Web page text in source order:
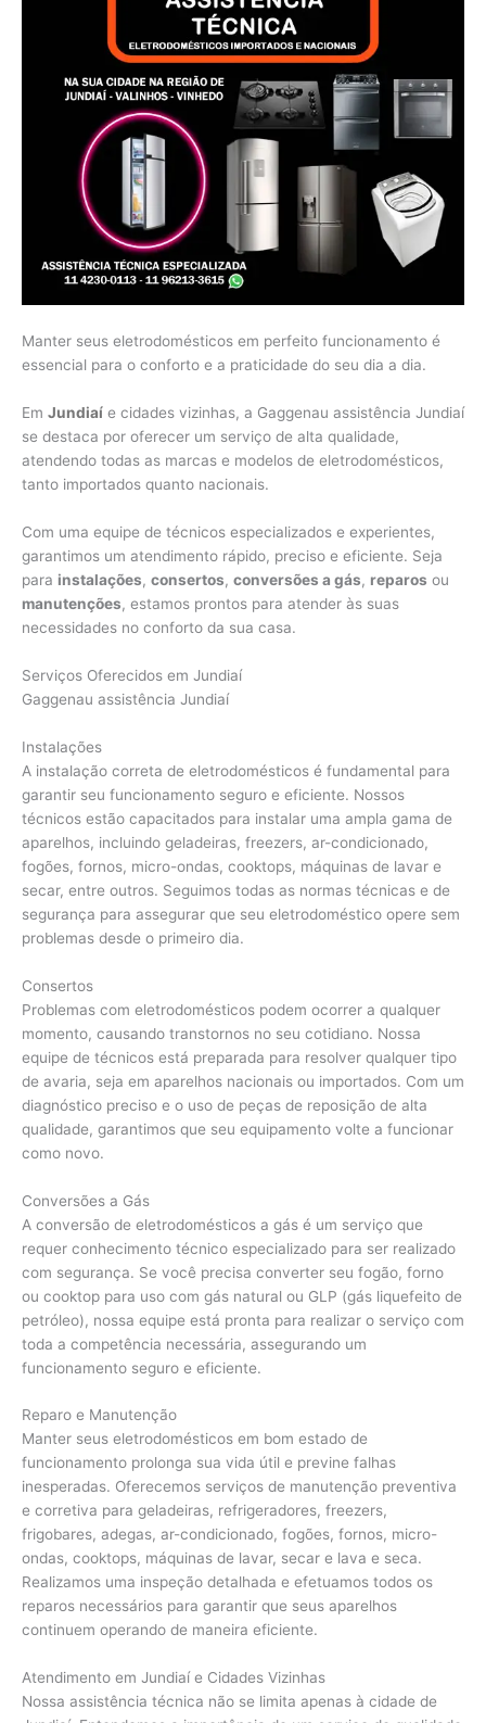
Manter seus eletrodomésticos em perfeito funcionamento é
essencial para o conforto e a praticidade do seu dia a dia.
Em Jundiaí e cidades vizinhas, a Gaggenau assistência Jundiaí
se destaca por oferecer um serviço de alta qualidade,
atendendo todas as marcas e modelos de eletrodomésticos,
tanto importados quanto nacionais.
Com uma equipe de técnicos especializados e experientes,
garantimos um atendimento rápido, preciso e eficiente. Seja
para instalações, consertos, conversões a gás, reparos ou
manutenções, estamos prontos para atender às suas
necessidades no conforto da sua casa.
Serviços Oferecidos em Jundiaí
Gaggenau assistência Jundiaí
Instalações
A instalação correta de eletrodomésticos é fundamental para
garantir seu funcionamento seguro e eficiente. Nossos
técnicos estão capacitados para instalar uma ampla gama de
aparelhos, incluindo geladeiras, freezers, ar-condicionado,
fogões, fornos, micro-ondas, cooktops, máquinas de lavar e
secar, entre outros. Seguimos todas as normas técnicas e de
segurança para assegurar que seu eletrodoméstico opere sem
problemas desde o primeiro dia.
Consertos
Problemas com eletrodomésticos podem ocorrer a qualquer
momento, causando transtornos no seu cotidiano. Nossa
equipe de técnicos está preparada para resolver qualquer tipo
de avaria, seja em aparelhos nacionais ou importados. Com um
diagnóstico preciso e o uso de peças de reposição de alta
qualidade, garantimos que seu equipamento volte a funcionar
como novo.
Conversões a Gás
A conversão de eletrodomésticos a gás é um serviço que
requer conhecimento técnico especializado para ser realizado
com segurança. Se você precisa converter seu fogão, forno
ou cooktop para uso com gás natural ou GLP (gás liquefeito de
petróleo), nossa equipe está pronta para realizar o serviço com
toda a competência necessária, assegurando um
funcionamento seguro e eficiente.
Reparo e Manutenção
Manter seus eletrodomésticos em bom estado de
funcionamento prolonga sua vida útil e previne falhas
inesperadas. Oferecemos serviços de manutenção preventiva
e corretiva para geladeiras, refrigeradores, freezers,
frigobares, adegas, ar-condicionado, fogões, fornos, micro-
ondas, cooktops, máquinas de lavar, secar e lava e seca.
Realizamos uma inspeção detalhada e efetuamos todos os
reparos necessários para garantir que seus aparelhos
continuem operando de maneira eficiente.
Atendimento em Jundiaí e Cidades Vizinhas
Nossa assistência técnica não se limita apenas à cidade de